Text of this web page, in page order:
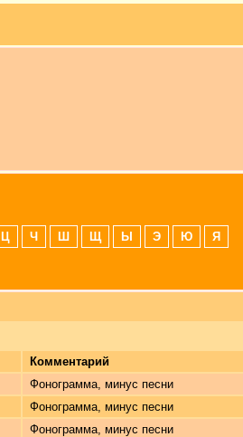
Ц Ч Ш Щ Ы Э Ю Я
Комментарий
Фонограмма, минус песни
Фонограмма, минус песни
Фонограмма, минус песни